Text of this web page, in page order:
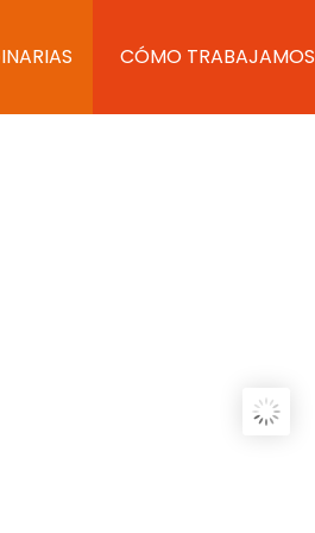
CÓMO TRABAJAMOS